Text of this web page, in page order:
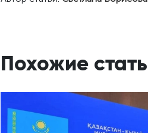
Похожие